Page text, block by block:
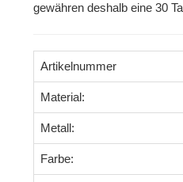
gewähren deshalb eine 30
Artikelnummer
Material:
Metall:
Farbe: